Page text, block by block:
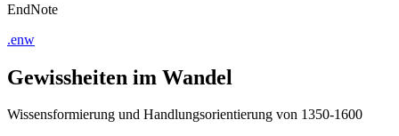
EndNote
.enw
Gewissheiten im Wandel
Wissensformierung und Handlungsorientierung von 1350-1600